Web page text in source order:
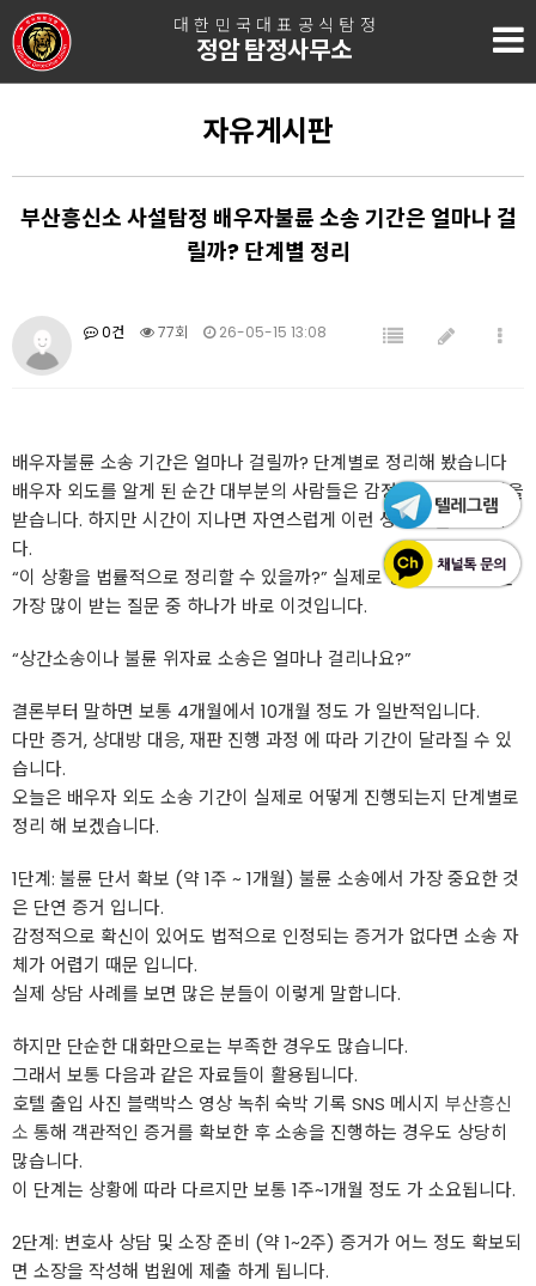
대한민국대표공식탐정
정암 탐정사무소
자유게시판
부산흥신소 사설탐정 배우자불륜 소송 기간은 얼마나 걸
릴까? 단계별 정리
0건 77회 26-05-15 13:08
배우자불륜 소송 기간은 얼마나 걸릴까? 단계별로 정리해 봤습니다
배우자 외도를 알게 된 순간 대부분의 사람들은 감정적으로 큰 충격을
받습니다. 하지만 시간이 지나면 자연스럽게 이런 생각이 들게 됩니
다.
“이 상황을 법률적으로 정리할 수 있을까?” 실제로 상담을 하다 보면
가장 많이 받는 질문 중 하나가 바로 이것입니다.
“상간소송이나 불륜 위자료 소송은 얼마나 걸리나요?”
결론부터 말하면 보통 4개월에서 10개월 정도 가 일반적입니다.
다만 증거, 상대방 대응, 재판 진행 과정 에 따라 기간이 달라질 수 있
습니다.
오늘은 배우자 외도 소송 기간이 실제로 어떻게 진행되는지 단계별로
정리 해 보겠습니다.
1단계: 불륜 단서 확보 (약 1주 ~ 1개월) 불륜 소송에서 가장 중요한 것
은 단연 증거 입니다.
감정적으로 확신이 있어도 법적으로 인정되는 증거가 없다면 소송 자
체가 어렵기 때문 입니다.
실제 상담 사례를 보면 많은 분들이 이렇게 말합니다.
하지만 단순한 대화만으로는 부족한 경우도 많습니다.
그래서 보통 다음과 같은 자료들이 활용됩니다.
호텔 출입 사진 블랙박스 영상 녹취 숙박 기록 SNS 메시지 부산흥신
소 통해 객관적인 증거를 확보한 후 소송을 진행하는 경우도 상당히
많습니다.
이 단계는 상황에 따라 다르지만 보통 1주~1개월 정도 가 소요됩니다.
2단계: 변호사 상담 및 소장 준비 (약 1~2주) 증거가 어느 정도 확보되
면 소장을 작성해 법원에 제출 하게 됩니다.